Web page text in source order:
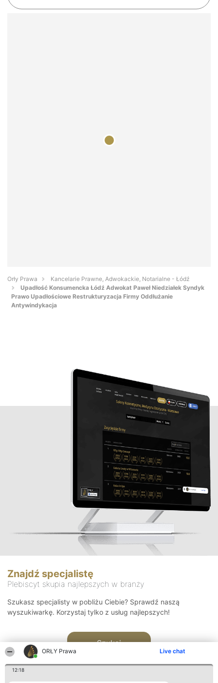
ORŁY Prawa Live chat
12:18
Orły Prawa
Kancelarie Prawne, Adwokackie, Notarialne - Łódź
Upadłość Konsumencka Łódź Adwokat Paweł Niedziałek Syndyk
Prawo Upadłościowe Restrukturyzacja Firmy Oddłużanie
Antywindykacja
Znajdź specjalistę
Plebiscyt skupia najlepszych w branży
Szukasz specjalisty w pobliżu Ciebie? Sprawdź naszą
wyszukiwarkę. Korzystaj tylko z usług najlepszych!
Szukaj